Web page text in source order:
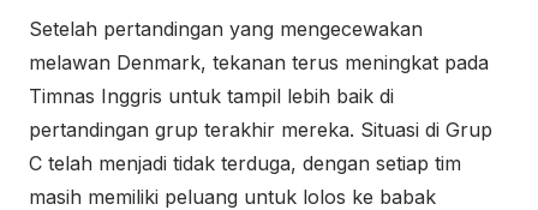
Setelah pertandingan yang mengecewakan
melawan Denmark, tekanan terus meningkat pada
Timnas Inggris untuk tampil lebih baik di
pertandingan grup terakhir mereka. Situasi di Grup
C telah menjadi tidak terduga, dengan setiap tim
masih memiliki peluang untuk lolos ke babak